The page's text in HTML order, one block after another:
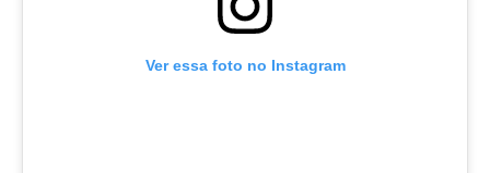
Ver essa foto no Instagram